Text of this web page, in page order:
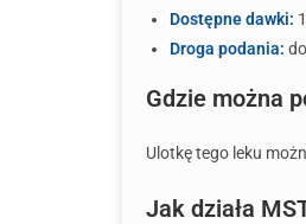
Dostępne dawki:
Droga podania:
Gdzie można
Ulotkę tego leku
Jak działa